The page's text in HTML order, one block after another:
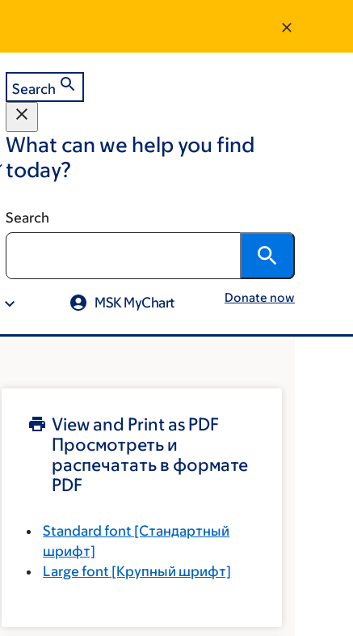
Search
What can we help you find
today?
Search
MSK MyChart Donate now
View and Print as PDF
Просмотреть и
распечатать в формате
PDF
Standard font [Стандартный
шрифт]
Large font [Крупный шрифт]